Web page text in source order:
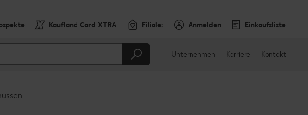
Kaufland Card XTRA Filiale: Anmelden Einkaufsliste
Unternehmen Karriere Kontakt